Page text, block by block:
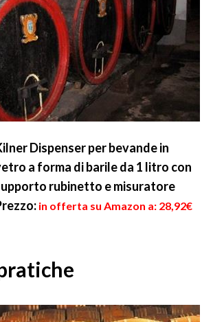
Dispenser per bevande in
a forma di barile da 1 litro con
rubinetto e misuratore
in offerta su Amazon a: 28,92€